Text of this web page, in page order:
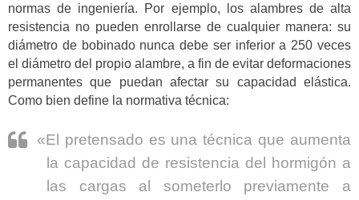
normas de ingeniería. Por ejemplo, los alambres de alta
resistencia no pueden enrollarse de cualquier manera: su
diámetro de bobinado nunca debe ser inferior a 250 veces
el diámetro del propio alambre, a fin de evitar deformaciones
permanentes que puedan afectar su capacidad elástica.
Como bien define la normativa técnica:
«El pretensado es una técnica que aumenta
la capacidad de resistencia del hormigón a
las cargas al someterlo previamente a